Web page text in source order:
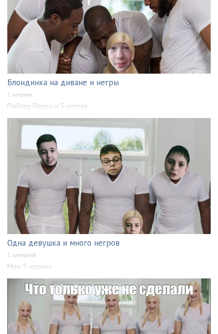
Блондинка на диване и негры
С неграми
Пайпер Перри и 5 негров
Одна девушка и много негров
С девушкой
Мем 5 черных